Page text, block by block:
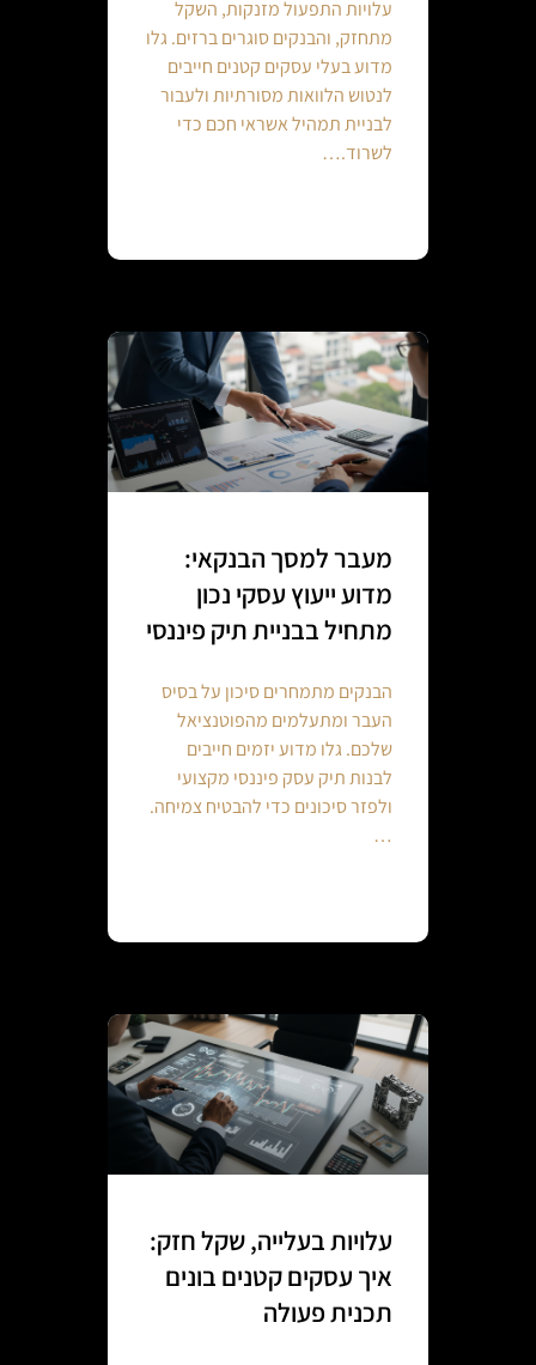
עלויות התפעול מזנקות, השקל
מתחזק, והבנקים סוגרים ברזים. גלו
מדוע בעלי עסקים קטנים חייבים
לנטוש הלוואות מסורתיות ולעבור
לבניית תמהיל אשראי חכם כדי
לשרוד.…
מעבר למסך הבנקאי:
מדוע ייעוץ עסקי נכון
מתחיל בבניית תיק פיננסי
הבנקים מתמחרים סיכון על בסיס
העבר ומתעלמים מהפוטנציאל
שלכם. גלו מדוע יזמים חייבים
לבנות תיק עסק פיננסי מקצועי
ולפזר סיכונים כדי להבטיח צמיחה.
…
עלויות בעלייה, שקל חזק:
איך עסקים קטנים בונים
תכנית פעולה